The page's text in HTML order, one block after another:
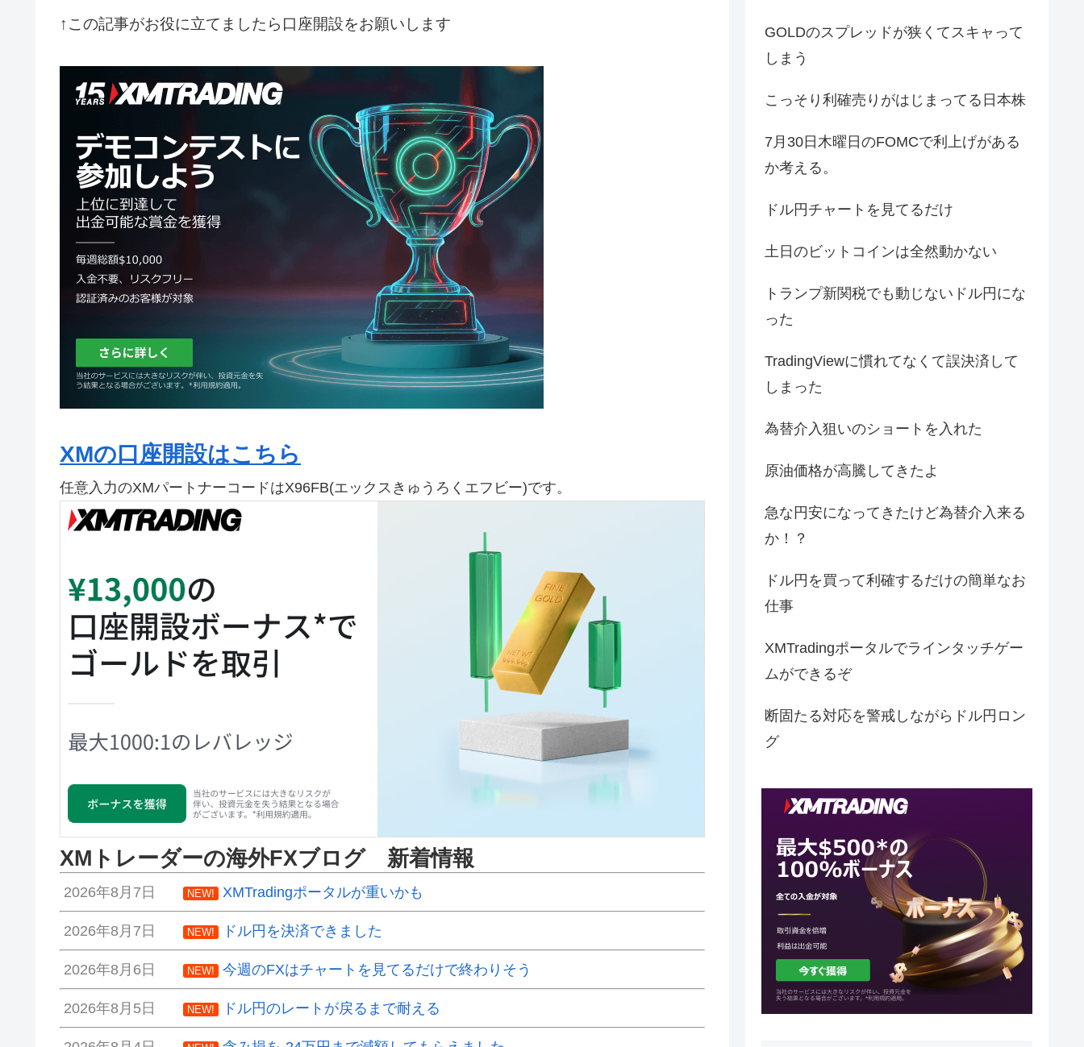
↑この記事がお役に立てましたら口座開設をお願いします
XMの口座開設はこちら
任意入力のXMパートナーコードはX96FB(エックスきゅうろくエフビー)です。
XMトレーダーの海外FXブログ 新着情報
2026年8月7日 NEW! XMTradingポータルが重いかも
2026年8月7日 NEW! ドル円を決済できました
2026年8月6日 NEW! 今週のFXはチャートを見てるだけで終わりそう
2026年8月5日 NEW! ドル円のレートが戻るまで耐える
GOLDのスプレッドが狭くてスキャって
しまう
こっそり利確売りがはじまってる日本株
7月30日木曜日のFOMCで利上げがある
か考える。
ドル円チャートを見てるだけ
土日のビットコインは全然動かない
トランプ新関税でも動じないドル円にな
った
TradingViewに慣れてなくて誤決済して
しまった
為替介入狙いのショートを入れた
原油価格が高騰してきたよ
急な円安になってきたけど為替介入来る
か！？
ドル円を買って利確するだけの簡単なお
仕事
XMTradingポータルでラインタッチゲー
ムができるぞ
断固たる対応を警戒しながらドル円ロン
グ